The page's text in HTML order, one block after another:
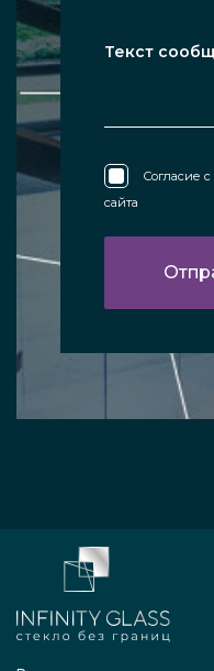
Согласие с
сайта